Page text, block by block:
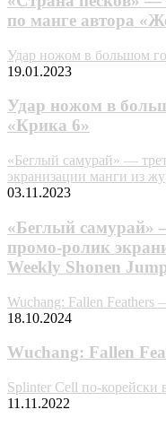
по манге автора
Удар ножом в большом
19.01.2023
Удар ножом в
«Крика 6»
«Беглый самурай» —
экpaнизaции мaнги из
03.11.2023
«Беглый самурай»
пpoмo-poлик
Weekly Shonen
Wuchang: Fallen Feathers
18.10.2024
Wuchang: Fallen
Splinter Cell по-корейски
11.11.2022